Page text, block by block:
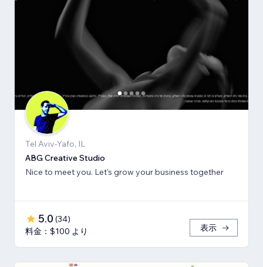
Tel Aviv-Yafo, IL
ABG Creative Studio
Nice to meet you. Let's grow your business together
5.0 (34)
料金：$100 より
表示